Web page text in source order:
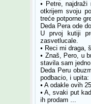
• Petre,
otkrijem svoju
treće potporne
Deda Pera ode
U prvoj kutiji
zasvetlucale.
• Reci mi draga,
• Znaš, Pero, u
stavila sam
Deda Peru
podbacio, i upita:
• A odakle ovih
• A, svaki put
ih prodam ...